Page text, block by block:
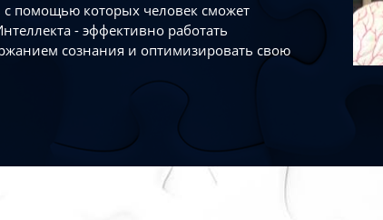
помощью которых человек сможет
- эффективно работать
сознания и оптимизировать свою